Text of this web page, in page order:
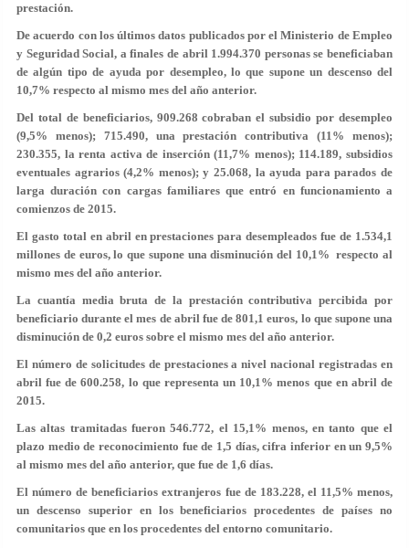
prestación.
De acuerdo con los últimos datos publicados por el Ministerio de Empleo
y Seguridad Social, a finales de abril 1.994.370 personas se beneficiaban
de algún tipo de ayuda por desempleo, lo que supone un descenso del
10,7% respecto al mismo mes del año anterior.
Del total de beneficiarios, 909.268 cobraban el subsidio por desempleo
(9,5% menos); 715.490, una prestación contributiva (11% menos);
230.355, la renta activa de inserción (11,7% menos); 114.189, subsidios
eventuales agrarios (4,2% menos); y 25.068, la ayuda para parados de
larga duración con cargas familiares que entró en funcionamiento a
comienzos de 2015.
El gasto total en abril en prestaciones para desempleados fue de 1.534,1
millones de euros, lo que supone una disminución del 10,1% respecto al
mismo mes del año anterior.
La cuantía media bruta de la prestación contributiva percibida por
beneficiario durante el mes de abril fue de 801,1 euros, lo que supone una
disminución de 0,2 euros sobre el mismo mes del año anterior.
El número de solicitudes de prestaciones a nivel nacional registradas en
abril fue de 600.258, lo que representa un 10,1% menos que en abril de
2015.
Las altas tramitadas fueron 546.772, el 15,1% menos, en tanto que el
plazo medio de reconocimiento fue de 1,5 días, cifra inferior en un 9,5%
al mismo mes del año anterior, que fue de 1,6 días.
El número de beneficiarios extranjeros fue de 183.228, el 11,5% menos,
un descenso superior en los beneficiarios procedentes de países no
comunitarios que en los procedentes del entorno comunitario.